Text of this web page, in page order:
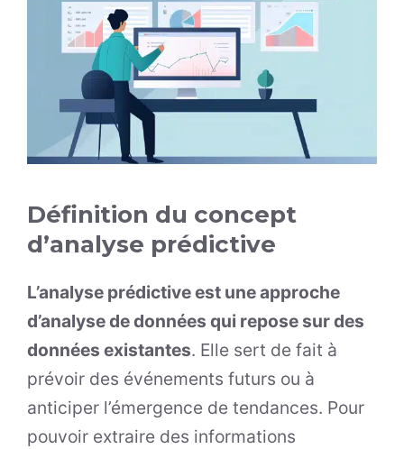
Définition du concept
d’analyse prédictive
L’analyse prédictive est une approche
d’analyse de données qui repose sur des
données existantes. Elle sert de fait à
prévoir des événements futurs ou à
anticiper l’émergence de tendances. Pour
pouvoir extraire des informations